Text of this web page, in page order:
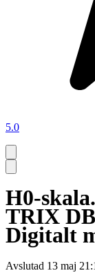
5.0
H0-
TRIX
Digitalt
Avslutad 13 maj